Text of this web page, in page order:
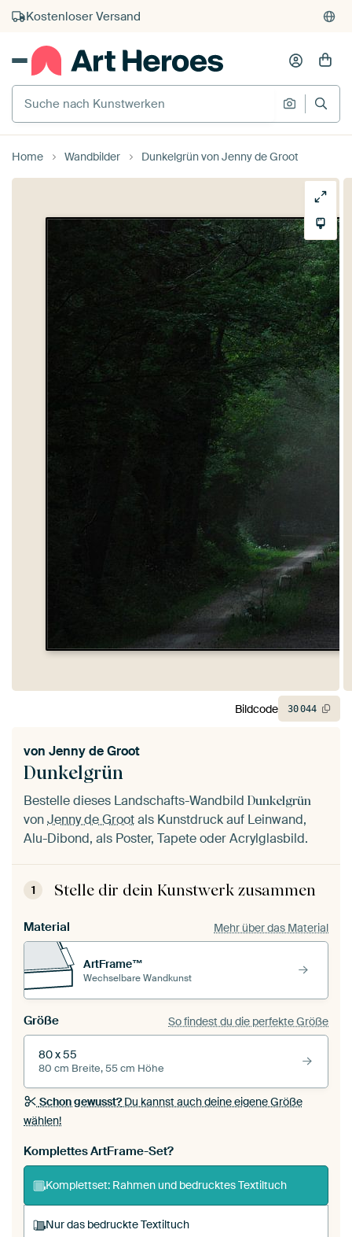
Kauf auf Rechnung
Individueller Druck auf Bestellung
Suche nach Kunstwerken
Suche
Home Wandbilder Dunkelgrün von Jenny de Groot
Dunkelgrün
von Jenny de Groot
Bestelle dieses Landschafts-Wandbild Dunkelgrün
vonJenny de Grootals Kunstdruck auf Leinwand,
Alu-Dibond, als Poster, Tapete oder Acrylglasbild.
1 Stelle dir dein Kunstwerk zusammen
Material Mehr über das Material
ArtFrame™
Wechselbare Wandkunst
Größe So findest du die perfekte Größe
80 x 55
80 cm Breite, 55 cm Höhe
Schon gewusst?Du kannst auch deine eigene Größe
wählen!
Komplettes ArtFrame-Set?
Komplettset: Rahmen und bedrucktes Textiltuch
Nur das bedruckte Textiltuch
Bildcode 30044